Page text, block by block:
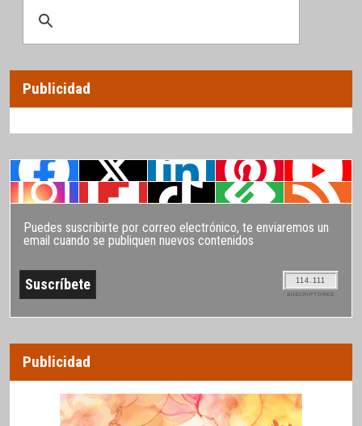
Publicidad
Puedes suscribirte por correo electrónico, te enviaremos un
email cuando se publiquen nuevos contenidos
114.111
SUSCRIPTORES
Publicidad